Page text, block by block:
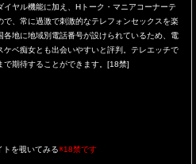
ヤル機能に加え、Hトーク・マニアコーナーテ
、常に過激で刺激的なテレフォンセックスを楽
各地に地域別電話番号が設けられているため、電
ベ痴女とも出会いやすいと評判。テレエッチで
で期待することができます。[18禁]
トを覗いてみる※18禁です